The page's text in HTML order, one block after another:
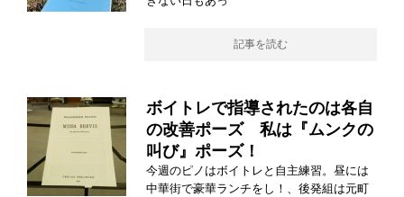
記事を読む
ボイトレで指導されたのは各自
の改善ポーズ 私は『ムンクの
叫び』ポーズ！
今週のピノはボイトレと自主練習。昼には
中華街で豪華ランチをし！、後発組は元町